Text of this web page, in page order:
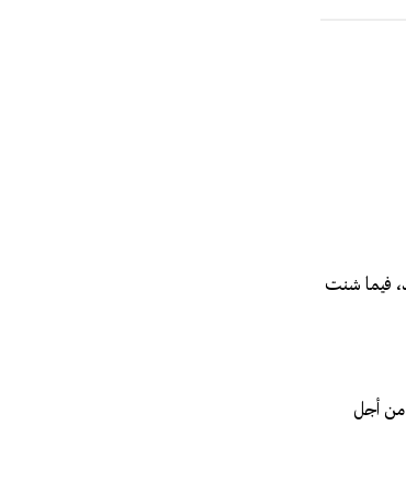
فيما شنت
من أجل